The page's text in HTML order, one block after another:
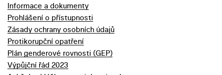
Informace a dokumenty
Prohlášení o přístupnosti
Zásady ochrany osobních údajů
Protikorupční opatření
Plán genderové rovnosti (GEP)
Výpůjční řád 2023